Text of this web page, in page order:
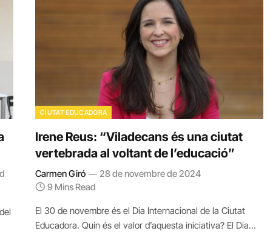
CIUTAT EDUCADORA
Irene Reus: “Viladecans és una ciutat
vertebrada al voltant de l’educació”
Carmen Giró
28 de novembre de 2024
9 Mins Read
El 30 de novembre és el Dia Internacional de la Ciutat
Educadora. Quin és el valor d’aquesta iniciativa? El Dia…